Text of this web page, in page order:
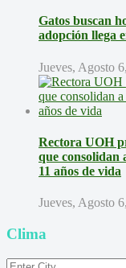
Gatos buscan
adopción llega
Jueves, Agosto
Rectora UOH
que consolidan
11 años de vida
Jueves, Agosto
Clima